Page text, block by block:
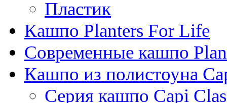
Пластик
Кашпо Planters For Life
Современные кашпо
Кашпо из полистоуна
Серия кашпо Capi